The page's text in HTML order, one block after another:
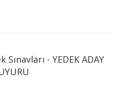
- YEDEK ADAY